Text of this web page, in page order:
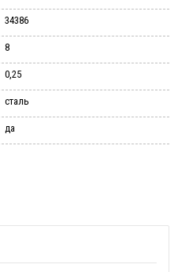
34386
8
0,25
сталь
да